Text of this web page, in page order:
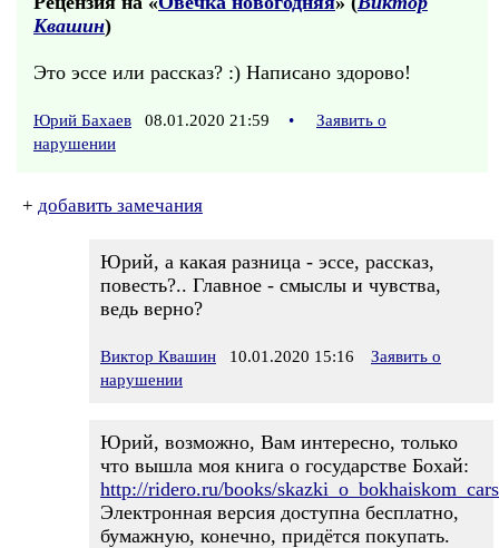
Квашин)
Это эссе или рассказ? :) Написано здорово!
Юрий Бахаев 08.01.2020 21:59 •
Заявить о
нарушении
+ добавить замечания
Юрий, а какая разница - эссе, рассказ,
повесть?.. Главное - смыслы и чувства,
ведь верно?
Виктор Квашин 10.01.2020 15:16
Заявить о
нарушении
Юрий, возможно, Вам интересно, только
что вышла моя книга о государстве Бохай:
http://ridero.ru/books/
Электронная версия доступна бесплатно,
бумажную, конечно, придётся покупать.